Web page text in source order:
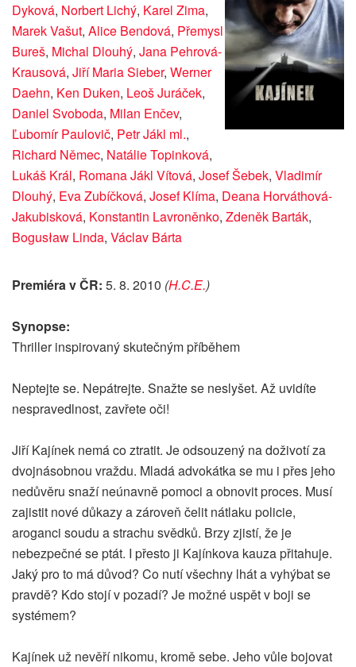
Dyková, Norbert Lichý, Karel Zima,
Marek Vašut, Alice Bendová, Přemysl
Bureš, Michal Dlouhý, Jana Pehrová-
Krausová, Jiří Maria Sieber, Werner
Daehn, Ken Duken, Leoš Juráček,
Daniel Svoboda, Milan Enčev,
Ľubomír Paulovič, Petr Jákl ml.,
Richard Němec, Natálie Topinková,
Lukáš Král, Romana Jákl Vítová, Josef Šebek, Vladimír
Dlouhý, Eva Zubíčková, Josef Klíma, Deana Horváthová-
Jakubisková, Konstantin Lavroněnko, Zdeněk Barták,
Bogusław Linda, Václav Bárta
Premiéra v ČR: 5. 8. 2010 (H.C.E.)
Synopse:
Thriller inspirovaný skutečným příběhem
Neptejte se. Nepátrejte. Snažte se neslyšet. Až uvidíte
nespravedlnost, zavřete oči!
Jiří Kajínek nemá co ztratit. Je odsouzený na doživotí za
dvojnásobnou vraždu. Mladá advokátka se mu i přes jeho
nedůvěru snaží neúnavně pomoci a obnovit proces. Musí
zajistit nové důkazy a zároveň čelit nátlaku policie,
aroganci soudu a strachu svědků. Brzy zjistí, že je
nebezpečné se ptát. I přesto ji Kajínkova kauza přitahuje.
Jaký pro to má důvod? Co nutí všechny lhát a vyhýbat se
pravdě? Kdo stojí v pozadí? Je možné uspět v boji se
systémem?
Kajínek už nevěří nikomu, kromě sebe. Jeho vůle bojovat